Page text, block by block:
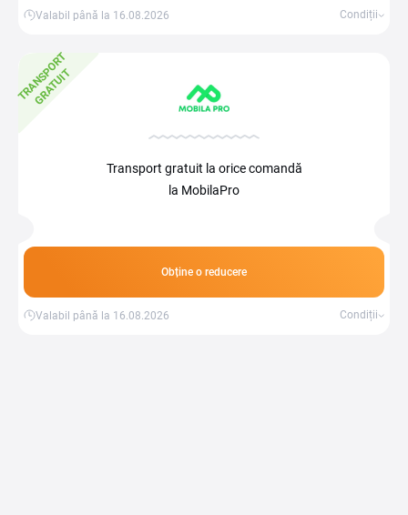
Valabil până la 16.08.2026 Condiții
T
R
A
N
S
P
O
R
T
G
R
A
T
U
I
T
Transport gratuit la orice comandă
la MobilaPro
Obține o reducere
Valabil până la 16.08.2026 Condiții